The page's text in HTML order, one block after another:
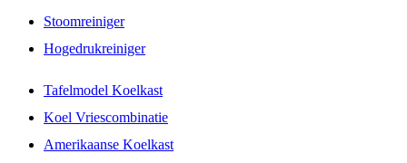
Stoomreiniger
Hogedrukreiniger
Tafelmodel Koelkast
Koel Vriescombinatie
Amerikaanse Koelkast